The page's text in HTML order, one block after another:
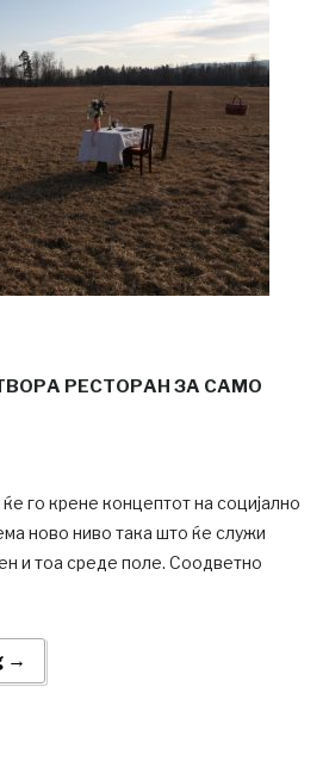
РЕСТОРАН ЗА САМО
го крене концептот на социјално
ново ниво така што ќе служи
и тоа среде поле. Соодветно
→